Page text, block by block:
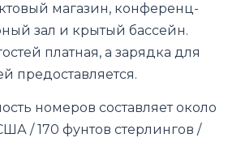
магазин, конференц-
зал и крытый бассейн.
платная, а зарядка для
предоставляется.
номеров составляет около
/ 170 фунтов стерлингов /